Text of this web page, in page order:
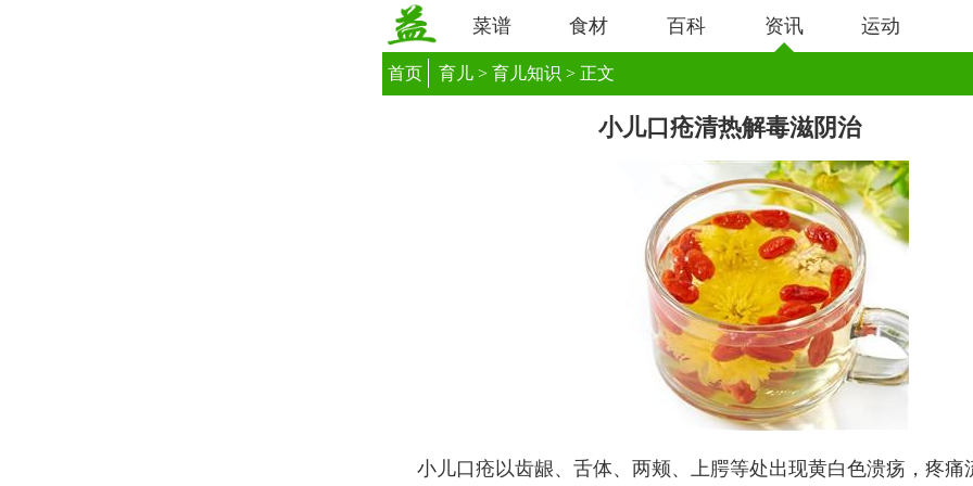
菜谱 食材 百科 资讯 运动
首页 育儿 > 育儿知识 > 正文
小儿口疮清热解毒滋阴治
小儿口疮以齿龈、舌体、两颊、上腭等处出现黄白色溃疡，疼痛